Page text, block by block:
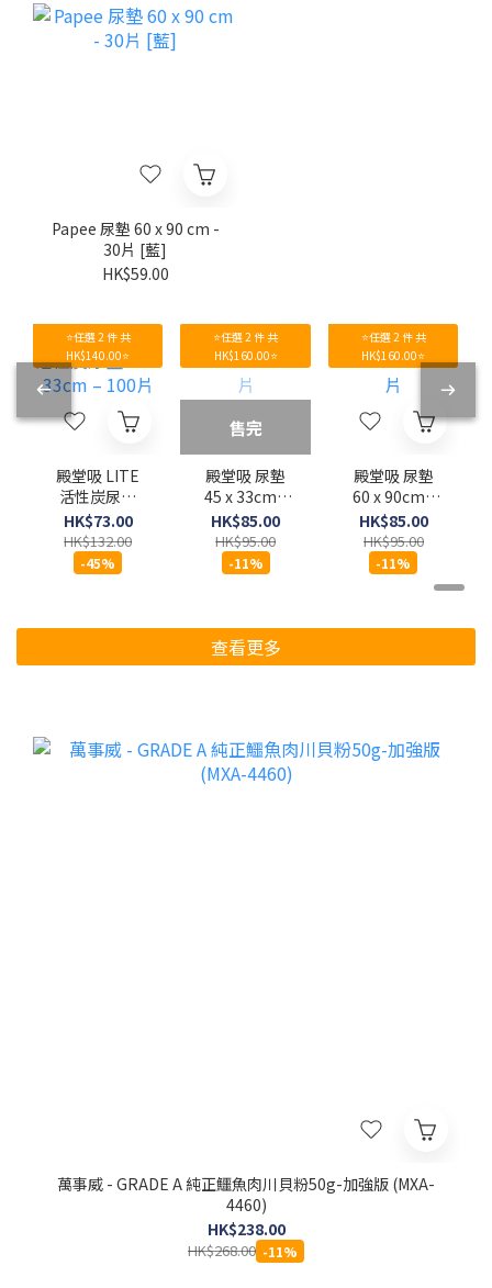
Papee 尿墊 60 x 90 cm -
30片 [藍]
HK$59.00
⭐任選 2 件 共
HK$140.00⭐
殿堂吸 LITE
活性炭尿墊
45 x 33cm –
100片
HK$73.00
HK$132.00
-45%
⭐任選 2 件 共
HK$160.00⭐
售完
殿堂吸 尿墊
45 x 33cm -
100片
HK$85.00
HK$95.00
-11%
⭐任選 2 件 共
HK$160.00⭐
殿堂吸 尿墊
60 x 90cm -
24片
HK$85.00
HK$95.00
-11%
查看更多
萬事威 - GRADE A 純正鱷魚肉川貝粉50g-加強版 (MXA-
4460)
HK$238.00
HK$268.00 -11%